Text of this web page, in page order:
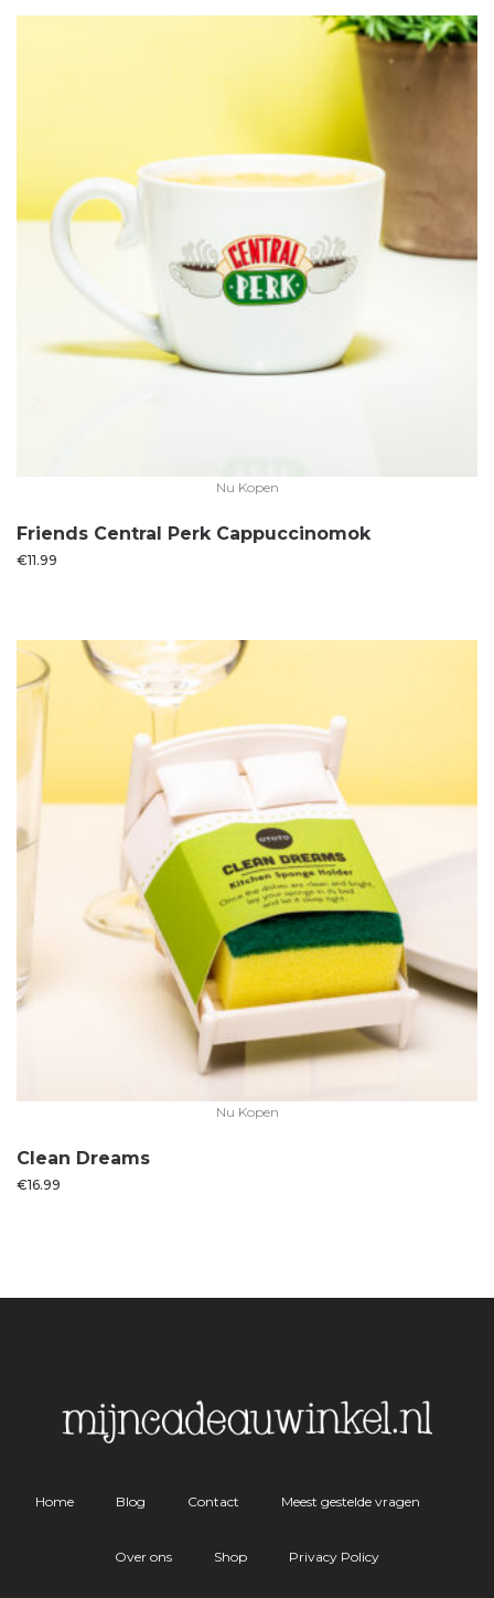
Nu Kopen
Friends Central Perk Cappuccinomok
€11.99
Nu Kopen
Clean Dreams
€16.99
Home Blog Contact Meest gestelde vragen
Over ons Shop Privacy Policy